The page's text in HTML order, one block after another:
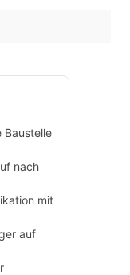
Baustelle
nach
mit
auf